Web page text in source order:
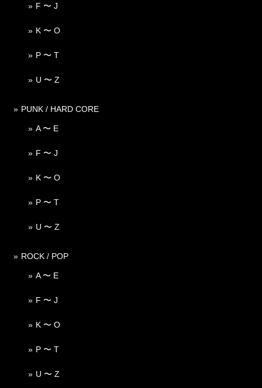
F 〜 J
K 〜 O
P 〜 T
U 〜 Z
PUNK / HARD CORE
A 〜 E
F 〜 J
K 〜 O
P 〜 T
U 〜 Z
ROCK / POP
A 〜 E
F 〜 J
K 〜 O
P 〜 T
U 〜 Z